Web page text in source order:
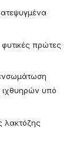
πρώτες
ιχθυηρών υπό
λακτόζης